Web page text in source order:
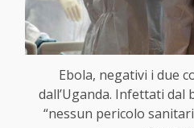
Ebola, negativi i due
dall’Uganda. Infettati dal
“nessun pericolo